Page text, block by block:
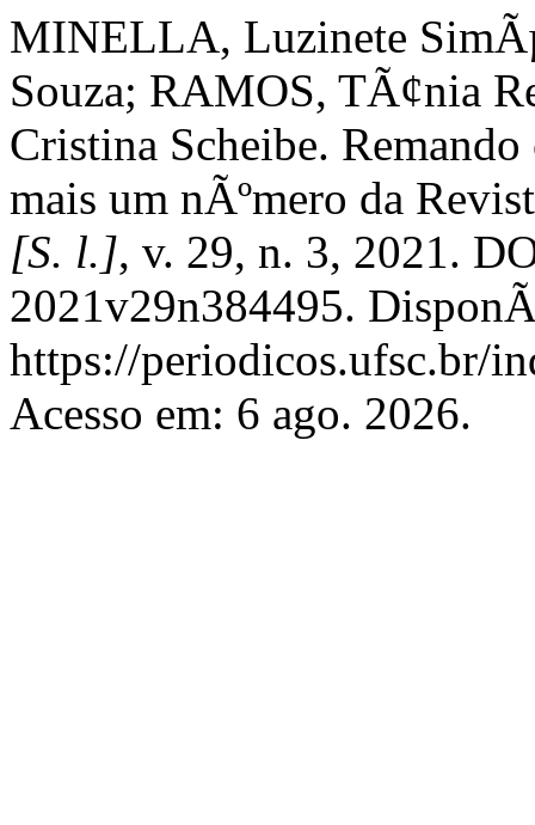
MINELLA, Luzinete
Souza; RAMOS, TÃ¢nia
Cristina Scheibe.
mais um nÃºmero da
[S. l.], v. 29, n. 3, 2021.
2021v29n384495.
https://periodicos.ufsc.br/
Acesso em: 6 ago. 2026.